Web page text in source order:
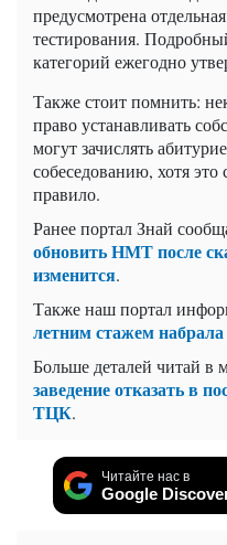
предусмотрена
тестирования.
категорий ежегодно
Также стоит помнить:
право устанавливать
могут зачислять
собеседованию, хотя
правило.
Ранее портал Знай
обновить НМТ после
изменится.
Также наш портал
летним стажем
Больше деталей читай в
заведение отказать в
ТЦК.
Читайте нас в
Google